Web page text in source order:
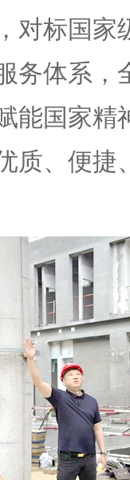
对标国家
务体系，
能国家精
质、便捷